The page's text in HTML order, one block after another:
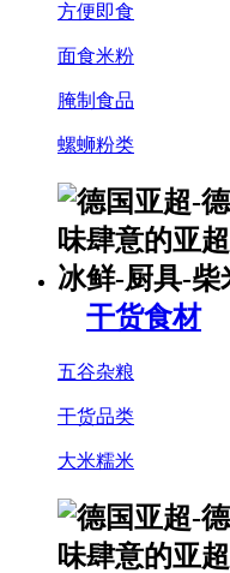
方便即食
面食米粉
腌制食品
螺蛳粉类
干货食材
五谷杂粮
干货品类
大米糯米